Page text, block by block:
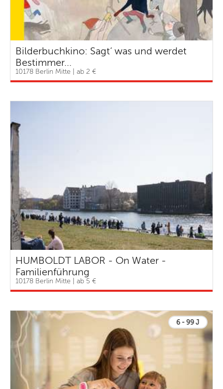
Bilderbuchkino: Sagt‘ was und werdet
Bestimmer...
10178 Berlin Mitte | ab 2 €
HUMBOLDT LABOR - On Water -
Familienführung
10178 Berlin Mitte | ab 5 €
6 - 99 J